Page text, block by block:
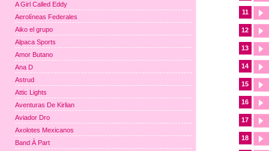
11
12
13
14
15
16
17
18
A Girl Called Eddy
Aerolíneas Federales
Aiko el grupo
Alpaca Sports
Amor Butano
Ana D
Astrud
Attic Lights
Aventuras De Kirlian
Aviador Dro
Axolotes Mexicanos
Band À Part